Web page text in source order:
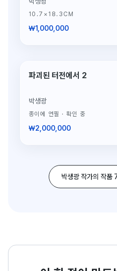
10.7×18.3CM
₩1,000,000
단 1점뿐인 원작
파괴된 터전에서 2
박생광
종이에 연필 · 확인 중
₩2,000,000
박생광 작가의 작품